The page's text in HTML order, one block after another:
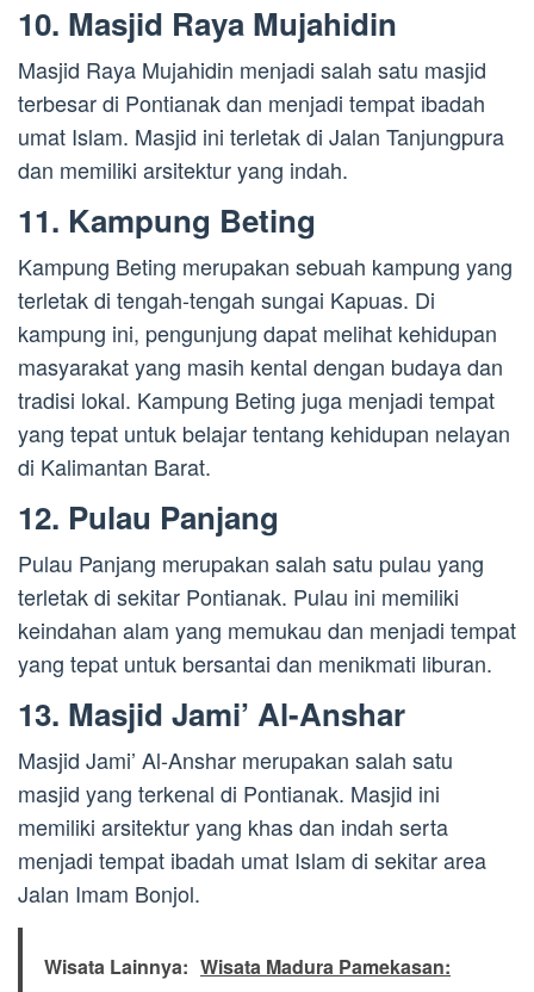
10. Masjid Raya Mujahidin
Masjid Raya Mujahidin menjadi salah satu masjid
terbesar di Pontianak dan menjadi tempat ibadah
umat Islam. Masjid ini terletak di Jalan Tanjungpura
dan memiliki arsitektur yang indah.
11. Kampung Beting
Kampung Beting merupakan sebuah kampung yang
terletak di tengah-tengah sungai Kapuas. Di
kampung ini, pengunjung dapat melihat kehidupan
masyarakat yang masih kental dengan budaya dan
tradisi lokal. Kampung Beting juga menjadi tempat
yang tepat untuk belajar tentang kehidupan nelayan
di Kalimantan Barat.
12. Pulau Panjang
Pulau Panjang merupakan salah satu pulau yang
terletak di sekitar Pontianak. Pulau ini memiliki
keindahan alam yang memukau dan menjadi tempat
yang tepat untuk bersantai dan menikmati liburan.
13. Masjid Jami’ Al-Anshar
Masjid Jami’ Al-Anshar merupakan salah satu
masjid yang terkenal di Pontianak. Masjid ini
memiliki arsitektur yang khas dan indah serta
menjadi tempat ibadah umat Islam di sekitar area
Jalan Imam Bonjol.
Wisata Lainnya: Wisata Madura Pamekasan: